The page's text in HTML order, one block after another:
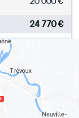
24 770€